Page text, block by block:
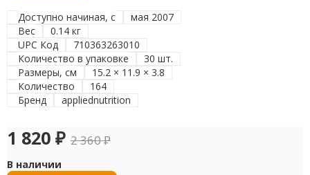
Доступно начиная, с
мая 2007
Вес
0.14 кг
UPC Код
710363263010
Количество в упаковке
30 шт.
Размеры, см
15.2 × 11.9 × 3.8
Количество
164
Бренд
appliednutrition
1 820 ₽ 2 360₽
В наличии